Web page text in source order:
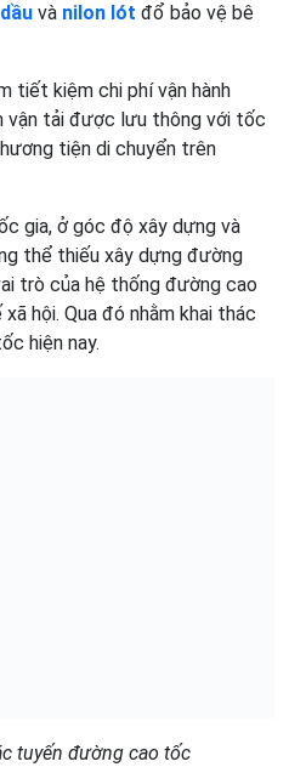
và nilon lót đổ bảo vệ bê
tiết kiệm chi phí vận hành
vận tải được lưu thông với tốc
tiện di chuyển trên
gia, ở góc độ xây dựng và
thể thiếu xây dựng đường
trò của hệ thống đường cao
hội. Qua đó nhằm khai thác
hiện nay.
tuyến đường cao tốc